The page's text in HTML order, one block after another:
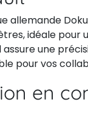
allemande
idéale pour
une
pour vos
en